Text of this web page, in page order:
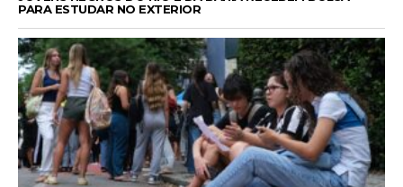
PARA ESTUDAR NO EXTERIOR